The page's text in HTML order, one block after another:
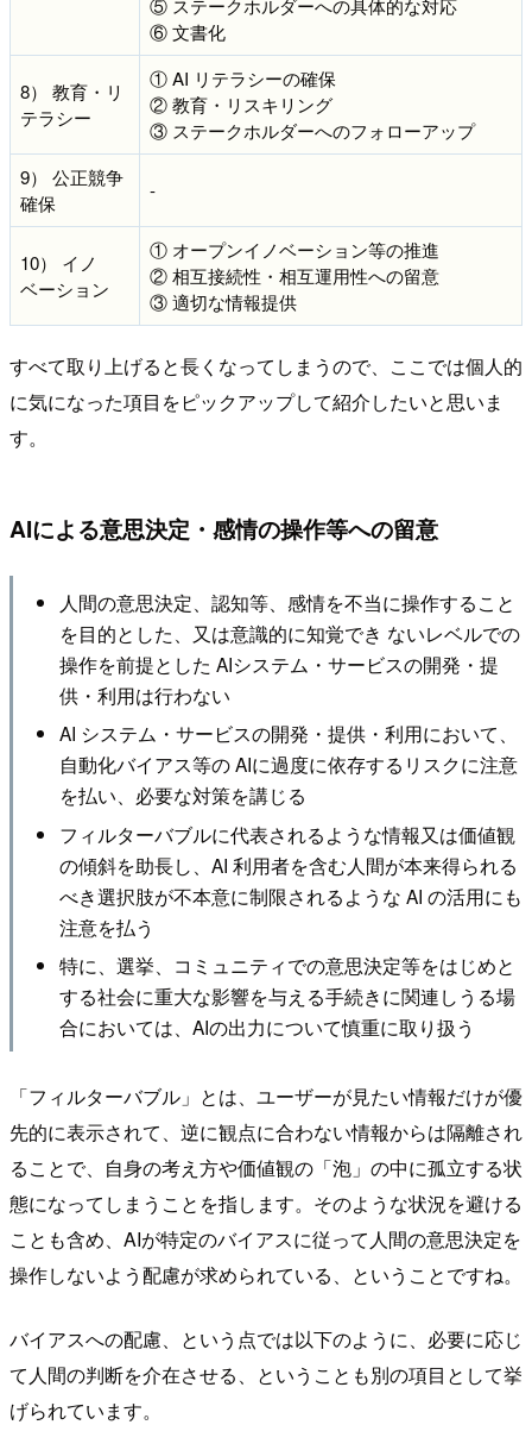
⑤ ステークホルダーへの具体的な対応
⑥ 文書化
8） 教育・リ
テラシー
① AI リテラシーの確保
② 教育・リスキリング
③ ステークホルダーへのフォローアップ
9） 公正競争
確保
-
10） イノ
ベーション
① オープンイノベーション等の推進
② 相互接続性・相互運用性への留意
③ 適切な情報提供
すべて取り上げると長くなってしまうので、ここでは個人的
に気になった項目をピックアップして紹介したいと思いま
す。
AIによる意思決定・感情の操作等への留意
人間の意思決定、認知等、感情を不当に操作すること
を目的とした、又は意識的に知覚でき ないレベルでの
操作を前提とした AIシステム・サービスの開発・提
供・利用は行わない
AI システム・サービスの開発・提供・利用において、
自動化バイアス等の AIに過度に依存するリスクに注意
を払い、必要な対策を講じる
フィルターバブルに代表されるような情報又は価値観
の傾斜を助長し、AI 利用者を含む人間が本来得られる
べき選択肢が不本意に制限されるような AI の活用にも
注意を払う
特に、選挙、コミュニティでの意思決定等をはじめと
する社会に重大な影響を与える手続きに関連しうる場
合においては、AIの出力について慎重に取り扱う
「フィルターバブル」とは、ユーザーが見たい情報だけが優
先的に表示されて、逆に観点に合わない情報からは隔離され
ることで、自身の考え方や価値観の「泡」の中に孤立する状
態になってしまうことを指します。そのような状況を避ける
ことも含め、AIが特定のバイアスに従って人間の意思決定を
操作しないよう配慮が求められている、ということですね。
バイアスへの配慮、という点では以下のように、必要に応じ
て人間の判断を介在させる、ということも別の項目として挙
げられています。